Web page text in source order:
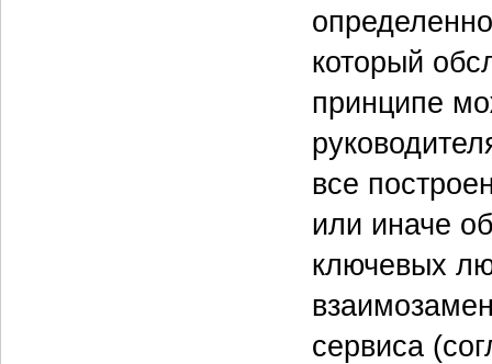
который
принципе
все
или иначе
ключевых
сервиса